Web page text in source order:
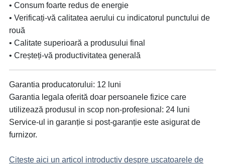
• Consum foarte redus de energie
• Verificați-vă calitatea aerului cu indicatorul punctului de
rouă
• Calitate superioară a produsului final
• Creșteți-vă productivitatea generală
Garantia producatorului: 12 luni
Garantia legala oferită doar persoanele fizice care
utilizează produsul in scop non-profesional: 24 luni
Service-ul in garanție si post-garanție este asigurat de
furnizor.
Citeste aici un articol introductiv despre uscatoarele de